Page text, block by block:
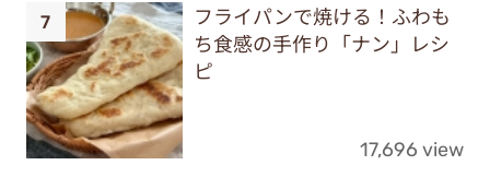
フライパンで焼ける！ふわも
ち食感の手作り「ナン」レシ
ピ
17,696 view